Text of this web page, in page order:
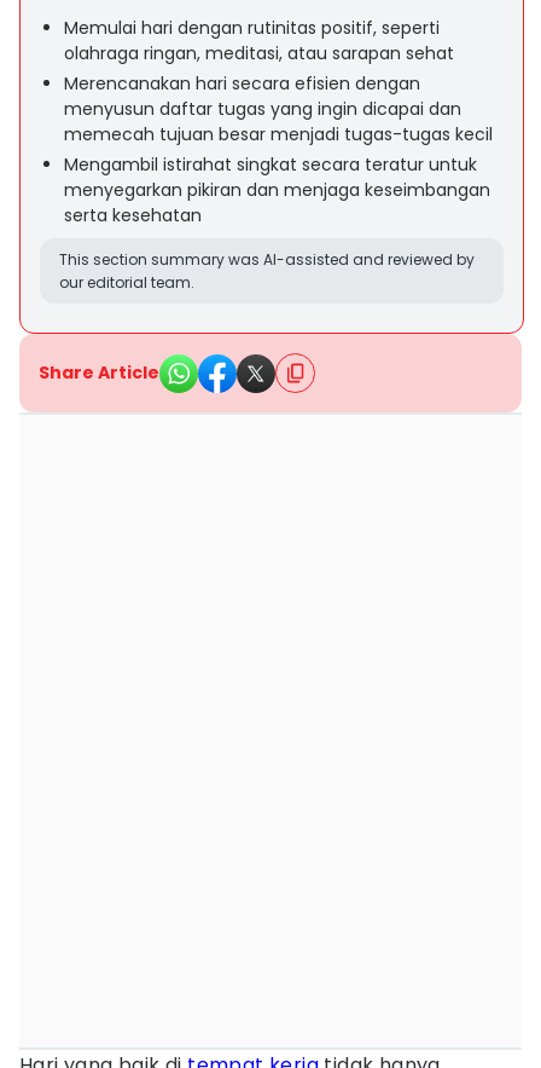
Memulai hari dengan rutinitas positif, seperti
olahraga ringan, meditasi, atau sarapan sehat
Merencanakan hari secara efisien dengan
menyusun daftar tugas yang ingin dicapai dan
memecah tujuan besar menjadi tugas-tugas kecil
Mengambil istirahat singkat secara teratur untuk
menyegarkan pikiran dan menjaga keseimbangan
serta kesehatan
This section summary was AI-assisted and reviewed by
our editorial team.
Share Article